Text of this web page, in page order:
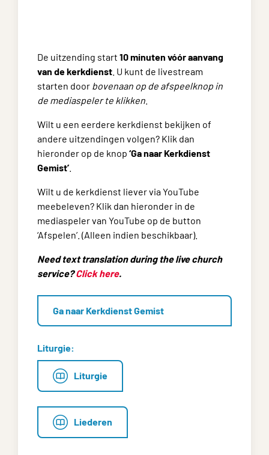
De uitzending start 10 minuten vóór aanvang
van de kerkdienst . U kunt de livestream
starten door bovenaan op de afspeelknop in
de mediaspeler te klikken
Wilt u een eerdere kerkdienst bekijken of
andere uitzendingen volgen? Klik dan
hieronder op de knop ‘Ga naar Kerkdienst
Gemist’
Wilt u de kerkdienst liever via YouTube
meebeleven? Klik dan hieronder in de
mediaspeler van YouTube op de button
‘Afspelen’. (Alleen indien beschikbaar).
Need text translation during the live church
service?Click here.
Ga naar Kerkdienst Gemist
Liturgie:
Liturgie
Liederen